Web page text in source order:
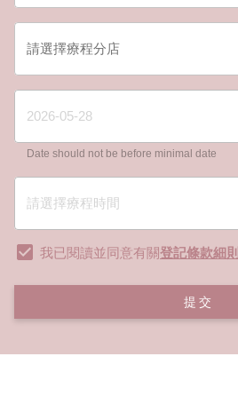
Date should not be before minimal date
我已閱讀並同意有關登記條款細則
提交